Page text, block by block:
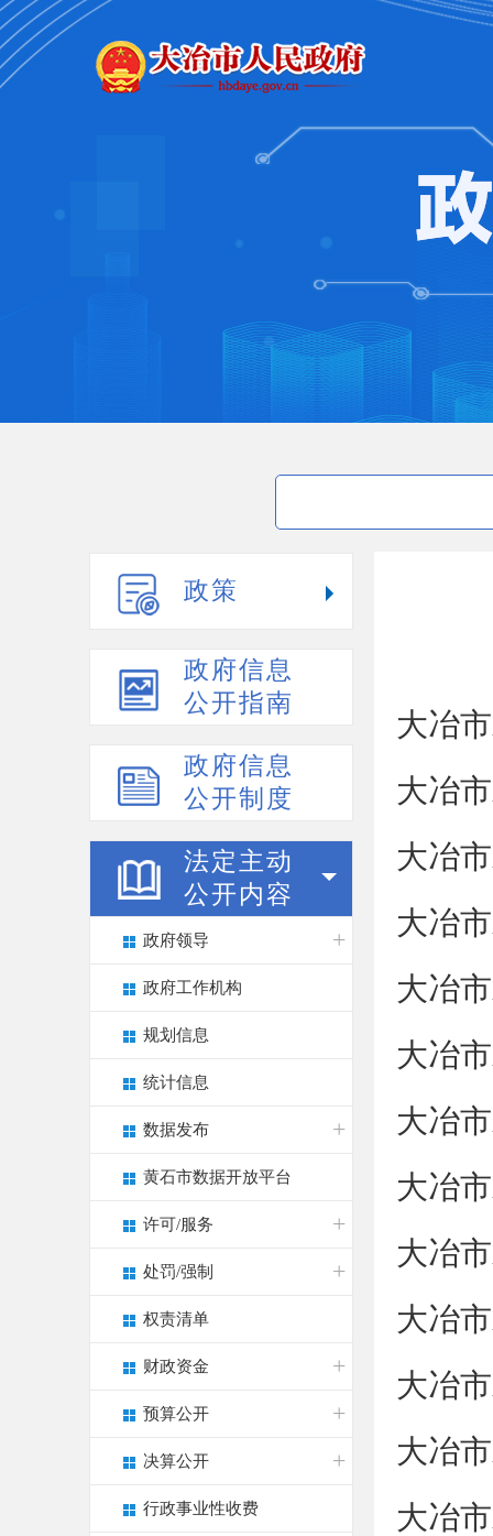
政策
政府信息
公开指南
政府信息
公开制度
法定主动
公开内容
政府领导
政府工作机构
规划信息
统计信息
数据发布
黄石市数据开放平台
许可/服务
处罚/强制
权责清单
财政资金
预算公开
决算公开
行政事业性收费
大冶
大冶
大冶
大冶
大冶
大冶
大冶
大冶
大冶
大冶
大冶
大冶
大冶